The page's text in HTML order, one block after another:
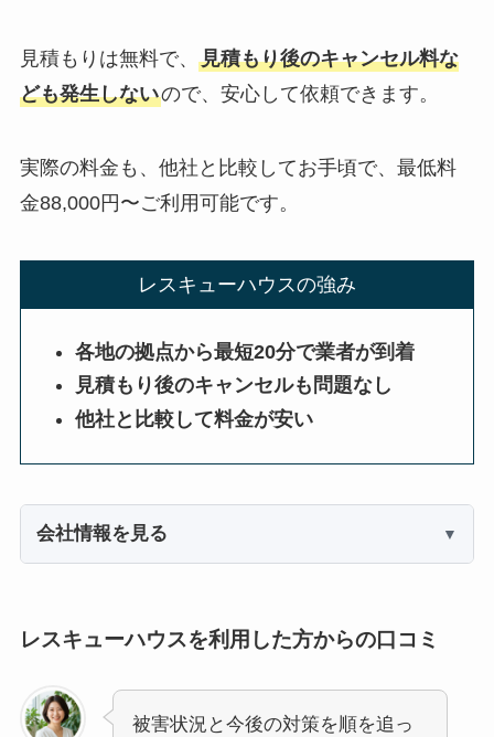
見積もりは無料で、 見積もり後のキャンセル料な
ども発生しないので、安心して依頼できます。
実際の料金も、他社と比較してお手頃で、最低料
金88,000円〜ご利用可能です。
レスキューハウスの強み
各地の拠点から最短20分で業者が到着
見積もり後のキャンセルも問題なし
他社と比較して料金が安い
会社情報を見る
レスキューハウスを利用した方からの口コミ
被害状況と今後の対策を順を追っ